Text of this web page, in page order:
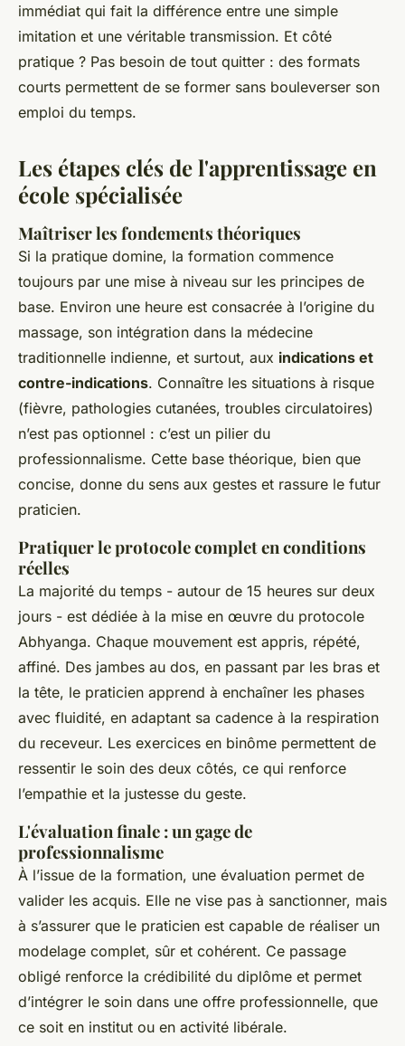
immédiat qui fait la différence entre une simple
imitation et une véritable transmission. Et côté
pratique ? Pas besoin de tout quitter : des formats
courts permettent de se former sans bouleverser son
emploi du temps.
Les étapes clés de l'apprentissage en
école spécialisée
Maîtriser les fondements théoriques
Si la pratique domine, la formation commence
toujours par une mise à niveau sur les principes de
base. Environ une heure est consacrée à l’origine du
massage, son intégration dans la médecine
traditionnelle indienne, et surtout, aux indications et
contre-indications. Connaître les situations à risque
(fièvre, pathologies cutanées, troubles circulatoires)
n’est pas optionnel : c’est un pilier du
professionnalisme. Cette base théorique, bien que
concise, donne du sens aux gestes et rassure le futur
praticien.
Pratiquer le protocole complet en conditions
réelles
La majorité du temps - autour de 15 heures sur deux
jours - est dédiée à la mise en œuvre du protocole
Abhyanga. Chaque mouvement est appris, répété,
affiné. Des jambes au dos, en passant par les bras et
la tête, le praticien apprend à enchaîner les phases
avec fluidité, en adaptant sa cadence à la respiration
du receveur. Les exercices en binôme permettent de
ressentir le soin des deux côtés, ce qui renforce
l’empathie et la justesse du geste.
L'évaluation finale : un gage de
professionnalisme
À l’issue de la formation, une évaluation permet de
valider les acquis. Elle ne vise pas à sanctionner, mais
à s’assurer que le praticien est capable de réaliser un
modelage complet, sûr et cohérent. Ce passage
obligé renforce la crédibilité du diplôme et permet
d’intégrer le soin dans une offre professionnelle, que
ce soit en institut ou en activité libérale.